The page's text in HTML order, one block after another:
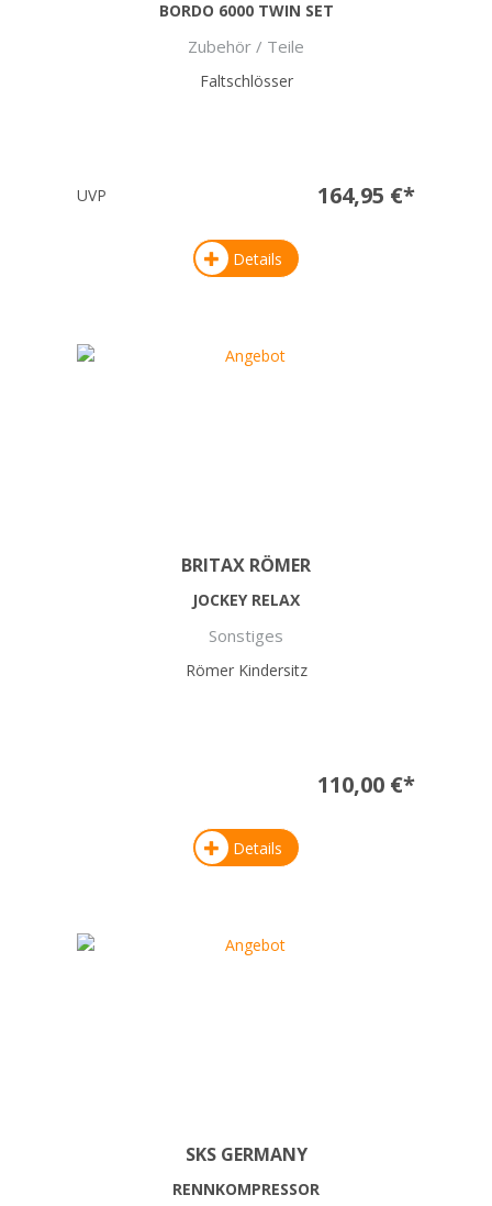
BORDO 6000 TWIN SET
Zubehör / Teile
Faltschlösser
UVP 164,95 €*
Details
BRITAX RÖMER
JOCKEY RELAX
Sonstiges
Römer Kindersitz
110,00 €*
Details
SKS GERMANY
RENNKOMPRESSOR